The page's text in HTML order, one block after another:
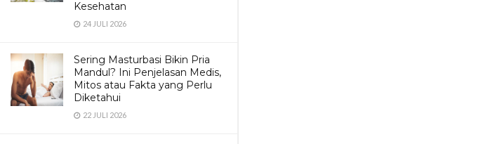
Kesehatan
24 JULI 2026
Sering Masturbasi Bikin Pria
Mandul? Ini Penjelasan Medis,
Mitos atau Fakta yang Perlu
Diketahui
22 JULI 2026